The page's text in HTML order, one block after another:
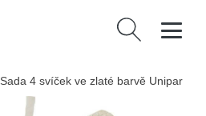
Vyhledávání
Sada 4 svíček ve zlaté barvě Unipar